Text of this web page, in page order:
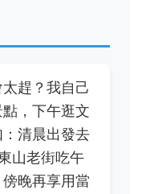
趕？我自己
，下午逛文
清晨出發去
山老街吃午
晚再享用當